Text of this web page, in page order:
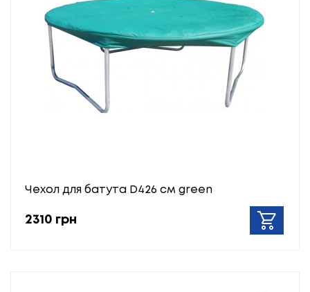
Чехол для батута D426 см green
2310 грн